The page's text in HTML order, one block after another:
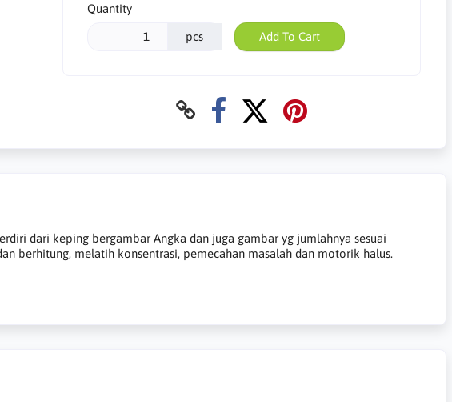
Quantity
pcs Add To Cart
dari keping bergambar Angka dan juga gambar yg jumlahnya sesuai
berhitung, melatih konsentrasi, pemecahan masalah dan motorik halus.